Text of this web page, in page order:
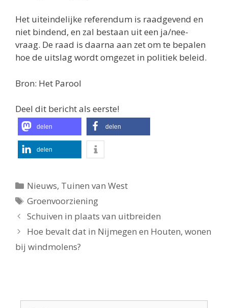
Het uiteindelijke referendum is raadgevend en
niet bindend, en zal bestaan uit een ja/nee-
vraag. De raad is daarna aan zet om te bepalen
hoe de uitslag wordt omgezet in politiek beleid.
Bron: Het Parool
Deel dit bericht als eerste!
delen delen
delen
Categorieën
Nieuws, Tuinen van West
Tags
Groenvoorziening
Schuiven in plaats van uitbreiden
Hoe bevalt dat in Nijmegen en Houten, wonen
bij windmolens?